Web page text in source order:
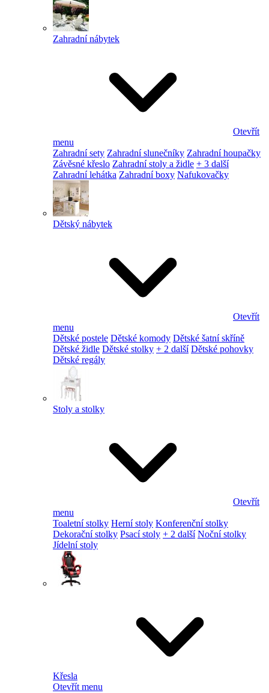
Zahradní nábytek
Otevřít
menu
Zahradní sety Zahradní slunečníky Zahradní houpačky
Závěsné křeslo Zahradní stoly a židle + 3 další
Zahradní lehátka Zahradní boxy Nafukovačky
Dětský nábytek
Otevřít
menu
Dětské postele Dětské komody Dětské šatní skříně
Dětské židle Dětské stolky + 2 další Dětské pohovky
Dětské regály
Stoly a stolky
Otevřít
menu
Toaletní stolky Herní stoly Konferenční stolky
Dekorační stolky Psací stoly + 2 další Noční stolky
Jídelní stoly
Křesla
Otevřít menu